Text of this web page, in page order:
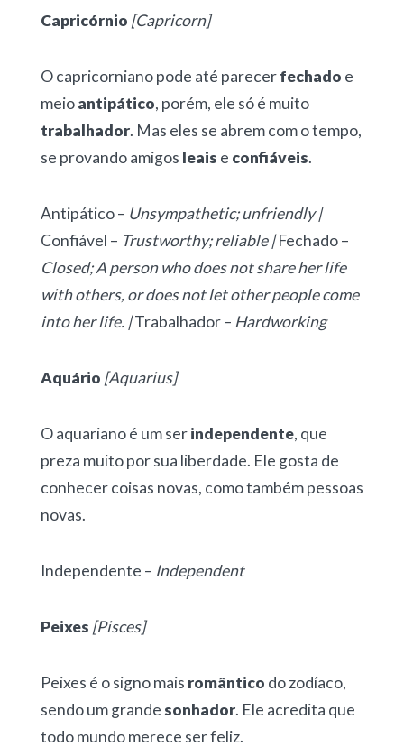
Capricórnio [Capricorn]
O capricorniano pode até parecerfechado e
meioantipático, porém, ele só é muito
trabalhador. Mas eles se abrem com o tempo,
se provando amigos leais e confiáveis.
Antipático – Unsympathetic; unfriendly |
Confiável – Trustworthy; reliable |Fechado –
Closed; A person who does not share her life
with others, or does not let other people come
into her life. |Trabalhador – Hardworking
Aquário [Aquarius]
O aquariano é um serindependente, que
preza muito por sua liberdade. Ele gosta de
conhecer coisas novas, como também pessoas
novas.
Independente – Independent
Peixes [Pisces]
Peixes é o signo mais romântico do zodíaco,
sendo um grande sonhador. Ele acredita que
todo mundo merece ser feliz.